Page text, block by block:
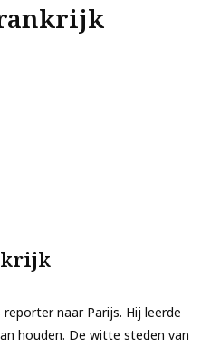
naar Parijs. Hij leerde
houden. De witte steden van